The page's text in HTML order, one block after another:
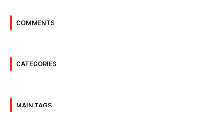
COMMENTS
CATEGORIES
MAIN TAGS